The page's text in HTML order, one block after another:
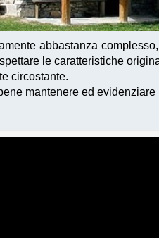
abbastanza
le caratteristiche
circostante.
mantenere ed